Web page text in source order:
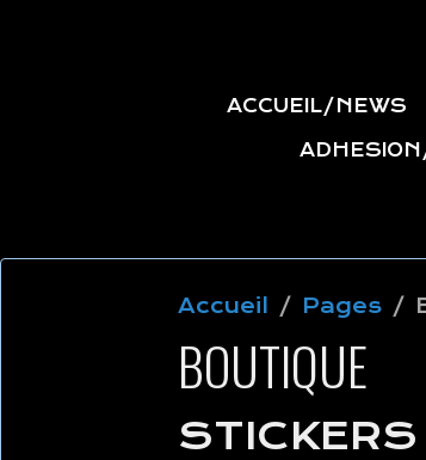
ACCUEIL/NEWS
Accueil Pages
BOUTIQUE